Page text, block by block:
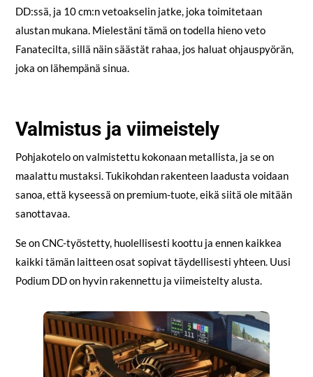
DD:ssä, ja 10 cm:n vetoakselin jatke, joka toimitetaan
alustan mukana. Mielestäni tämä on todella hieno veto
Fanatecilta, sillä näin säästät rahaa, jos haluat ohjauspyörän,
joka on lähempänä sinua.
Valmistus ja viimeistely
Pohjakotelo on valmistettu kokonaan metallista, ja se on
maalattu mustaksi. Tukikohdan rakenteen laadusta voidaan
sanoa, että kyseessä on premium-tuote, eikä siitä ole mitään
sanottavaa.
Se on CNC-työstetty, huolellisesti koottu ja ennen kaikkea
kaikki tämän laitteen osat sopivat täydellisesti yhteen. Uusi
Podium DD on hyvin rakennettu ja viimeistelty alusta.